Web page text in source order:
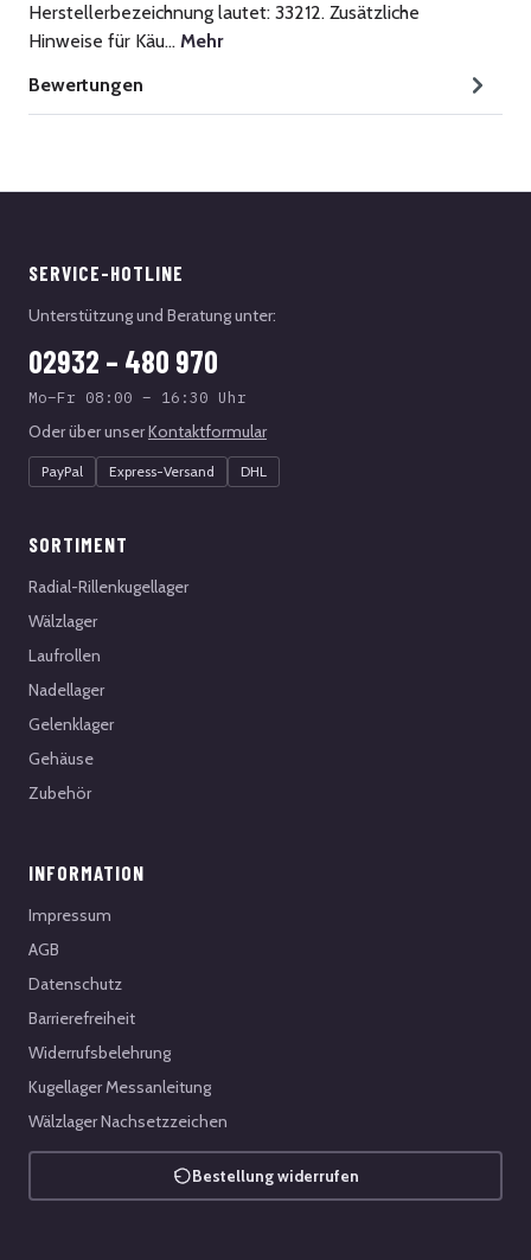
Herstellerbezeichnung lautet: 33212. Zusätzliche
Hinweise für Käu… Mehr
Bewertungen
SERVICE-HOTLINE
Unterstützung und Beratung unter:
02932 – 480 970
Mo–Fr 08:00 – 16:30 Uhr
Oder über unserKontaktformular
PayPal Express-Versand DHL
SORTIMENT
Radial-Rillenkugellager
Wälzlager
Laufrollen
Nadellager
Gelenklager
Gehäuse
Zubehör
INFORMATION
Impressum
AGB
Datenschutz
Barrierefreiheit
Widerrufsbelehrung
Kugellager Messanleitung
Wälzlager Nachsetzzeichen
Bestellung widerrufen